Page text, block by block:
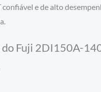
e de alto
do Fuji 2DI150A-